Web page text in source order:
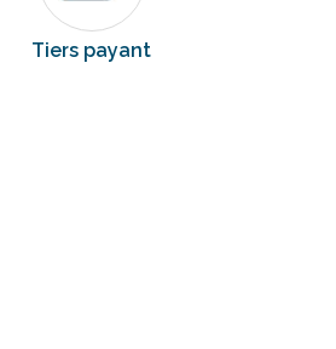
Tiers payant